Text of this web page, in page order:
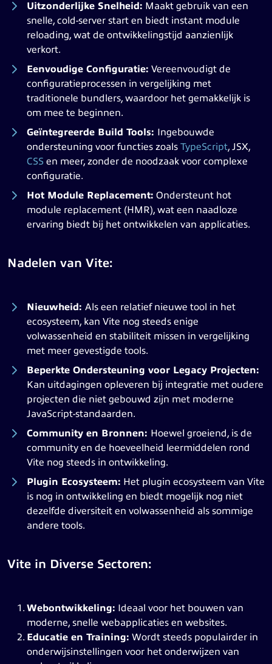
Uitzonderlijke Snelheid: Maakt gebruik van een
snelle, cold-server start en biedt instant module
reloading, wat de ontwikkelingstijd aanzienlijk
verkort.
Eenvoudige Configuratie: Vereenvoudigt de
configuratieprocessen in vergelijking met
traditionele bundlers, waardoor het gemakkelijk is
om mee te beginnen.
Geïntegreerde Build Tools: Ingebouwde
ondersteuning voor functies zoals TypeScript, JSX,
CSS en meer, zonder de noodzaak voor complexe
configuratie.
Hot Module Replacement: Ondersteunt hot
module replacement (HMR), wat een naadloze
ervaring biedt bij het ontwikkelen van applicaties.
Nadelen van Vite:
Nieuwheid: Als een relatief nieuwe tool in het
ecosysteem, kan Vite nog steeds enige
volwassenheid en stabiliteit missen in vergelijking
met meer gevestigde tools.
Beperkte Ondersteuning voor Legacy Projecten:
Kan uitdagingen opleveren bij integratie met oudere
projecten die niet gebouwd zijn met moderne
JavaScript-standaarden.
Community en Bronnen: Hoewel groeiend, is de
community en de hoeveelheid leermiddelen rond
Vite nog steeds in ontwikkeling.
Plugin Ecosysteem: Het plugin ecosysteem van Vite
is nog in ontwikkeling en biedt mogelijk nog niet
dezelfde diversiteit en volwassenheid als sommige
andere tools.
Vite in Diverse Sectoren:
Webontwikkeling: Ideaal voor het bouwen van
moderne, snelle webapplicaties en websites.
Educatie en Training: Wordt steeds populairder in
onderwijsinstellingen voor het onderwijzen van